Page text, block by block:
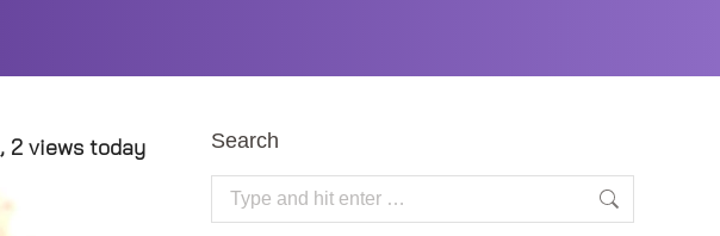
, 2 views today Search
Search: